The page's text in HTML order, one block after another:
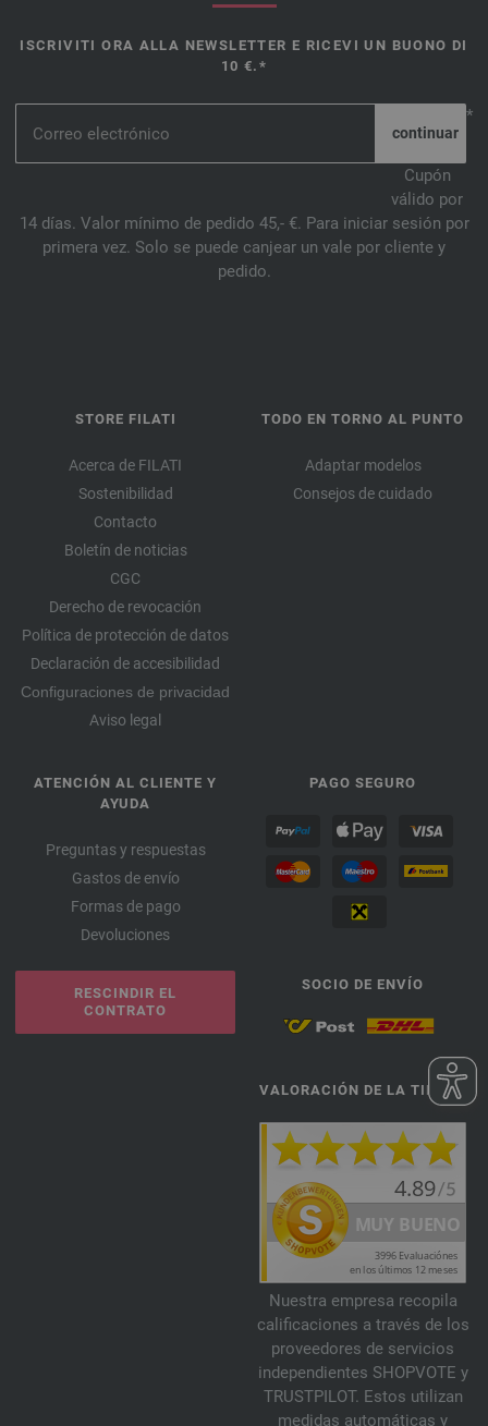
ISCRIVITI ORA ALLA NEWSLETTER E RICEVI UN BUONO DI
10 €.*
*
Cupón
válido por
14 días. Valor mínimo de pedido 45,- €. Para iniciar sesión por
primera vez. Solo se puede canjear un vale por cliente y
pedido.
STORE FILATI
Acerca de FILATI
Sostenibilidad
Contacto
Boletín de noticias
CGC
Derecho de revocación
Política de protección de datos
Declaración de accesibilidad
Configuraciones de privacidad
Aviso legal
TODO EN TORNO AL PUNTO
Adaptar modelos
Consejos de cuidado
ATENCIÓN AL CLIENTE Y
AYUDA
Preguntas y respuestas
Gastos de envío
Formas de pago
Devoluciones
RESCINDIR EL
CONTRATO
PAGO SEGURO
SOCIO DE ENVÍO
VALORACIÓN DE LA TIENDA
Nuestra empresa recopila
calificaciones a través de los
proveedores de servicios
independientes SHOPVOTE y
TRUSTPILOT. Estos utilizan
medidas automáticas y